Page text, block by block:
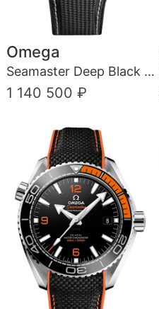
Omega
Seamaster Deep Black 600M
1 140 500 ₽